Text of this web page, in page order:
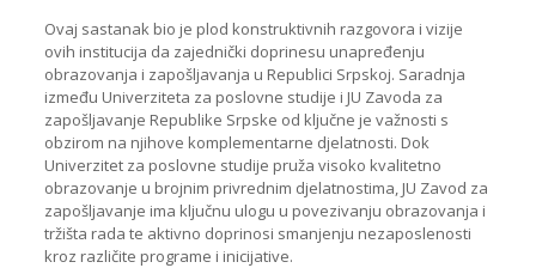
Ovaj sastanak bio je plod konstruktivnih razgovora i vizije
ovih institucija da zajednički doprinesu unapređenju
obrazovanja i zapošljavanja u Republici Srpskoj. Saradnja
između Univerziteta za poslovne studije i JU Zavoda za
zapošljavanje Republike Srpske od ključne je važnosti s
obzirom na njihove komplementarne djelatnosti. Dok
Univerzitet za poslovne studije pruža visoko kvalitetno
obrazovanje u brojnim privrednim djelatnostima, JU Zavod za
zapošljavanje ima ključnu ulogu u povezivanju obrazovanja i
tržišta rada te aktivno doprinosi smanjenju nezaposlenosti
kroz različite programe i inicijative.